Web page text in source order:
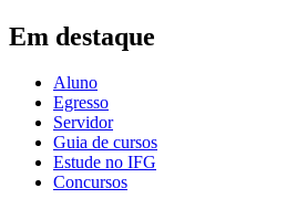
Em destaque
Aluno
Egresso
Servidor
Guia de cursos
Estude no IFG
Concursos